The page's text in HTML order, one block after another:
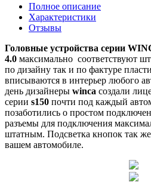
Полное описание
Характеристики
Отзывы
Головные устройства серии
4.0 максимально соответствуют
по дизайну так и по фактуре
вписываются в интерьер любого
день дизайнеры winca создали
серии s150 почти под каждый
позаботились о простом
разъемы для подключения
штатным. Подсветка кнопок так же
вашем автомобиле.